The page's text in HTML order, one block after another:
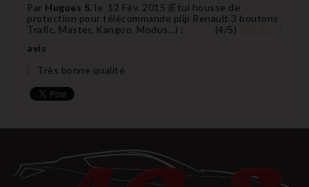
Par Hugues S. le 12 Fév. 2015 (Étui housse de
protection pour télécommande plip Renault 3 boutons
Trafic, Master, Kangoo, Modus...) : (4/5)
avis
Très bonne qualité